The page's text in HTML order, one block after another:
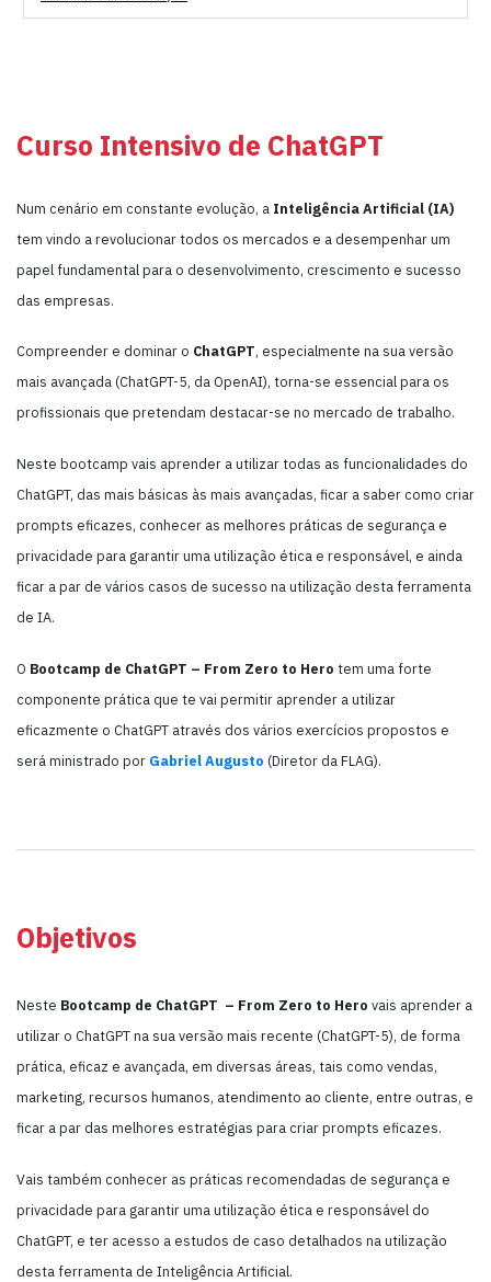
Curso Intensivo de ChatGPT
Num cenário em constante evolução, a Inteligência Artificial (IA)
tem vindo a revolucionar todos os mercados e a desempenhar um
papel fundamental para o desenvolvimento, crescimento e sucesso
das empresas.
Compreender e dominar o ChatGPT, especialmente na sua versão
mais avançada (ChatGPT-5, da OpenAI), torna-se essencial para os
profissionais que pretendam destacar-se no mercado de trabalho.
Neste bootcamp vais aprender a utilizar todas as funcionalidades do
ChatGPT, das mais básicas às mais avançadas, ficar a saber como criar
prompts eficazes, conhecer as melhores práticas de segurança e
privacidade para garantir uma utilização ética e responsável, e ainda
ficar a par de vários casos de sucesso na utilização desta ferramenta
de IA.
O Bootcamp de ChatGPT – From Zero to Hero tem uma forte
componente prática que te vai permitir aprender a utilizar
eficazmente o ChatGPT através dos vários exercícios propostos e
será ministrado por Gabriel Augusto (Diretor da FLAG).
Objetivos
Neste Bootcamp de ChatGPT – From Zero to Hero vais aprender a
utilizar o ChatGPT na sua versão mais recente (ChatGPT-5), de forma
prática, eficaz e avançada, em diversas áreas, tais como vendas,
marketing, recursos humanos, atendimento ao cliente, entre outras, e
ficar a par das melhores estratégias para criar prompts eficazes.
Vais também conhecer as práticas recomendadas de segurança e
privacidade para garantir uma utilização ética e responsável do
ChatGPT, e ter acesso a estudos de caso detalhados na utilização
desta ferramenta de Inteligência Artificial.